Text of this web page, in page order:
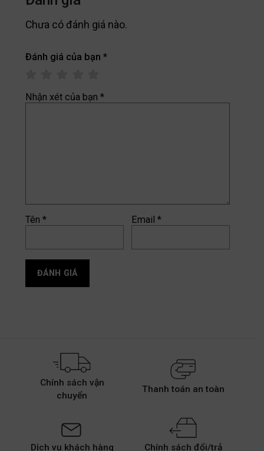
Chưa có đánh giá nào.
Đánh giá của bạn *
Nhận xét của bạn *
Tên * Email*
Chính sách vận
chuyển
Thanh toán an toàn
Dịch vụ khách hàng
Chính sách đổi/trả